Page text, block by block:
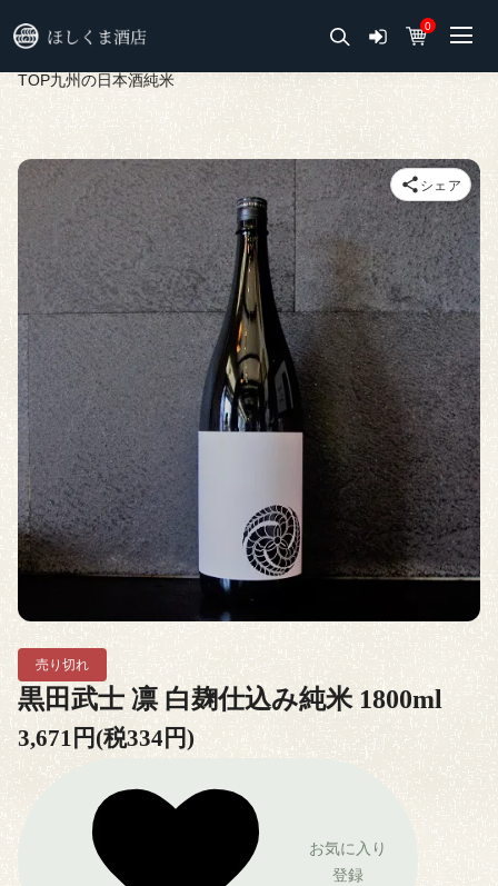
0
TOP九州の日本酒純米
売り切れ
黒田武士 凛 白麹仕込み純米 1800ml
3,671円(税334円)
お気に入り
登録
シェア